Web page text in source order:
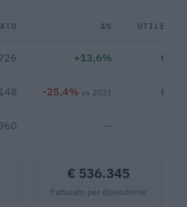
Δ% UTILE/
+13,6% €
-25,4% vs 2021 €
—
€ 536.345
Fatturato per dipendente